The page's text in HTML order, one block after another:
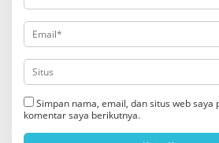
Simpan nama, email, dan situs web
komentar saya berikutnya.